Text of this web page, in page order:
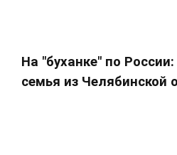
На "буханке" по
семья из Челябинской